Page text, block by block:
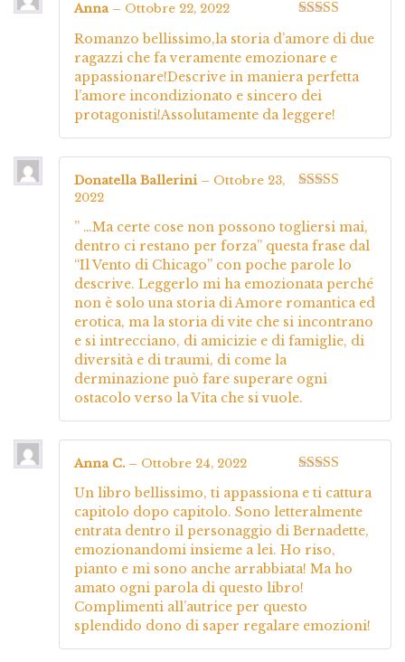
Valutato 5su
5
Anna – Ottobre 22, 2022
Romanzo bellissimo,la storia d’amore di due
ragazzi che fa veramente emozionare e
appassionare!Descrive in maniera perfetta
l’amore incondizionato e sincero dei
protagonisti!Assolutamente da leggere!
Donatella Ballerini – Ottobre 23,
2022
” …Ma certe cose non possono togliersi mai,
dentro ci restano per forza” questa frase dal
“Il Vento di Chicago” con poche parole lo
descrive. Leggerlo mi ha emozionata perché
non è solo una storia di Amore romantica ed
erotica, ma la storia di vite che si incontrano
e si intrecciano, di amicizie e di famiglie, di
diversità e di traumi, di come la
derminazione può fare superare ogni
ostacolo verso la Vita che si vuole.
Valutato
5
Anna C. – Ottobre 24, 2022
Un libro bellissimo, ti appassiona e ti cattura
capitolo dopo capitolo. Sono letteralmente
entrata dentro il personaggio di Bernadette,
emozionandomi insieme a lei. Ho riso,
pianto e mi sono anche arrabbiata! Ma ho
amato ogni parola di questo libro!
Complimenti all’autrice per questo
splendido dono di saper regalare emozioni!